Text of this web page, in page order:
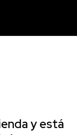
y está